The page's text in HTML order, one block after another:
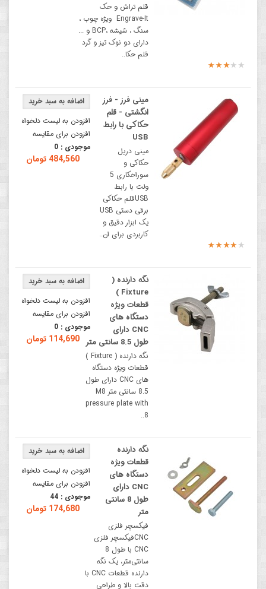
قلم تراش و حک
Engrave-It ویژه چوب ،
سنگ ، شیشه ،BCP و ...
دارای دو نوک تیز و گرد
قلم حکا..
افزودن به لیست دلخواه
افزودن برای مقایسه
موجودی : 0
484,560 تومان
مینی فرز - فرز
انگشتی - قلم
حکاکی با رابط
USB
مینی دریل
حکاکی و
سوراخکاری 5
ولت با رابط
USBقلم حکاکی
برقی دستی USB
یک ابزار دقیق و
کاربردی برای ان..
افزودن به لیست دلخواه
افزودن برای مقایسه
موجودی : 0
114,690 تومان
نگه دارنده (
Fixture )
قطعات ویژه
دستگاه های
CNC دارای
طول 8.5 سانتی متر
نگه دارنده ( Fixture )
قطعات ویژه دستگاه
های CNC دارای طول
8.5 سانتی متر M8
pressure plate with
8..
افزودن به لیست دلخواه
افزودن برای مقایسه
موجودی : 44
174,680 تومان
نگه دارنده
قطعات ویژه
دستگاه های
CNC دارای
طول 8 سانتی
متر
فیکسچر فلزی
CNCفیکسچر فلزی
CNC با طول 8
سانتی‌متر، یک نگه‌
دارنده قطعات CNC با
دقت بالا و طراحی